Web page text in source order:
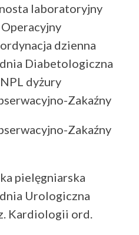
laboratoryjny
dzienna
Diabetologiczna
dyżury
Zakaźny
Zakaźny
pielęgniarska
Urologiczna
Kardiologii ord.